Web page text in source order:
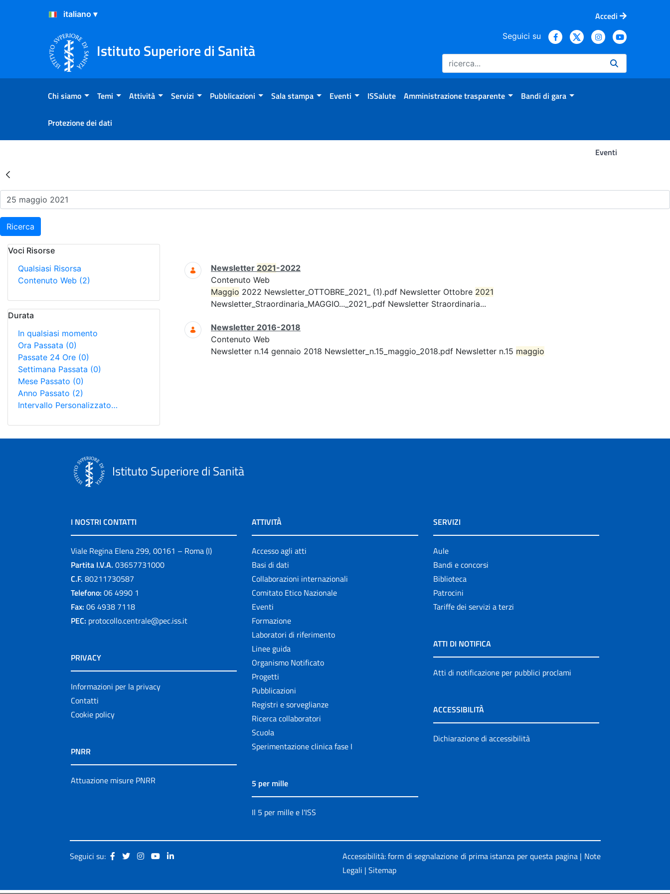
Salta al Contenuto
Salta al Footer
Accedi
Istituto Superiore di Sanità
Seguici su
Chi siamo Temi Attività Servizi Pubblicazioni Sala stampa Eventi ISSalute Amministrazione trasparente Bandi di gara
Protezione dei dati
Eventi
Risultati della Ricerca - Eventi
Ricerca
Voci Risorse
Qualsiasi Risorsa
Contenuto Web (2)
Durata
In qualsiasi momento
Ora Passata (0)
Passate 24 Ore (0)
Settimana Passata (0)
Mese Passato (0)
Anno Passato (2)
Intervallo Personalizzato…
Ricerca
Newsletter 2021-2022
Contenuto Web
Maggio 2022 Newsletter_OTTOBRE_2021_ (1).pdf Newsletter Ottobre 2021
Newsletter_Straordinaria_MAGGIO..._2021_.pdf Newsletter Straordinaria...
Newsletter 2016-2018
Contenuto Web
Newsletter n.14 gennaio 2018 Newsletter_n.15_maggio_2018.pdf Newsletter n.15 maggio
Istituto Superiore di Sanità
I NOSTRI CONTATTI
Viale Regina Elena 299, 00161 – Roma (I)
Partita I.V.A. 03657731000
C.F. 80211730587
Telefono: 06 4990 1
Fax: 06 4938 7118
PEC: protocollo.centrale@pec.iss.it
PRIVACY
Informazioni per la privacy
Contatti
Cookie policy
PNRR
Attuazione misure PNRR
ATTIVITÀ
Accesso agli atti
Basi di dati
Collaborazioni internazionali
Comitato Etico Nazionale
Eventi
Formazione
Laboratori di riferimento
Linee guida
Organismo Notificato
Progetti
Pubblicazioni
Registri e sorveglianze
Ricerca collaboratori
Scuola
Sperimentazione clinica fase I
5 per mille
Il 5 per mille e l'ISS
SERVIZI
Aule
Bandi e concorsi
Biblioteca
Patrocini
Tariffe dei servizi a terzi
ATTI DI NOTIFICA
Atti di notificazione per pubblici proclami
ACCESSIBILITÀ
Dichiarazione di accessibilità
Seguici su: Accessibilità: form di segnalazione di prima istanza per questa pagina| Note
Legali | Sitemap